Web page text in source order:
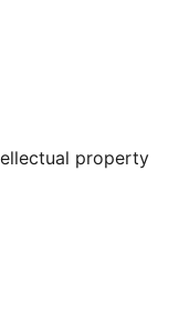
property